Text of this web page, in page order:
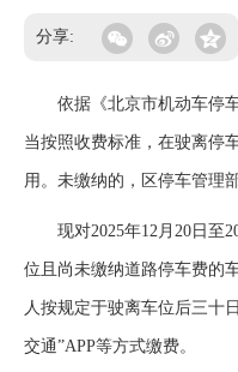
分享:
依据《北京市机动车停车
当按照收费标准，在驶离停
用。未缴纳的，区停车管理
现对2025年12月20日至
位且尚未缴纳道路停车费的
人按规定于驶离车位后三十
交通”APP等方式缴费。